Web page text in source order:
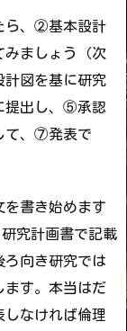
ら、②基本設計
みましょう（次
図を基に研究
提出し、⑤承認
て、⑦発表で
を書き始めます
究計画書で記載
ろ向き研究では
ます。本当はだ
しなければ倫理